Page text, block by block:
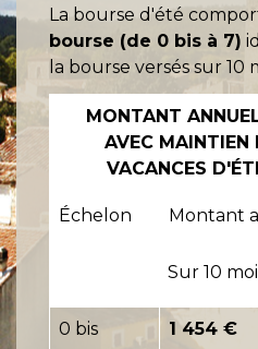
La bourse d'été
bourse (de 0 bis à 7)
la bourse versés sur 10
MONTANT
AVEC MAINTIEN
VACANCES
Échelon Montant
Sur 10
0 bis 1 454 €